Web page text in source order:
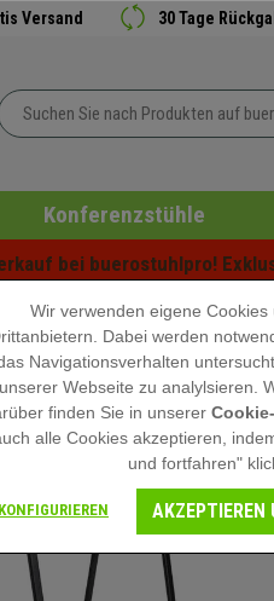
Versand 30 Tage
Konferenzstühle
bei buerostuhlpro!
Wir verwenden eigene Cookies
Dabei werden
Navigationsverhalten
unserer Webseite zu analylsieren.
finden Sie in unserer
alle Cookies akzeptieren,
und fortfahren"
KONFIGURIEREN AKZEPTIEREN